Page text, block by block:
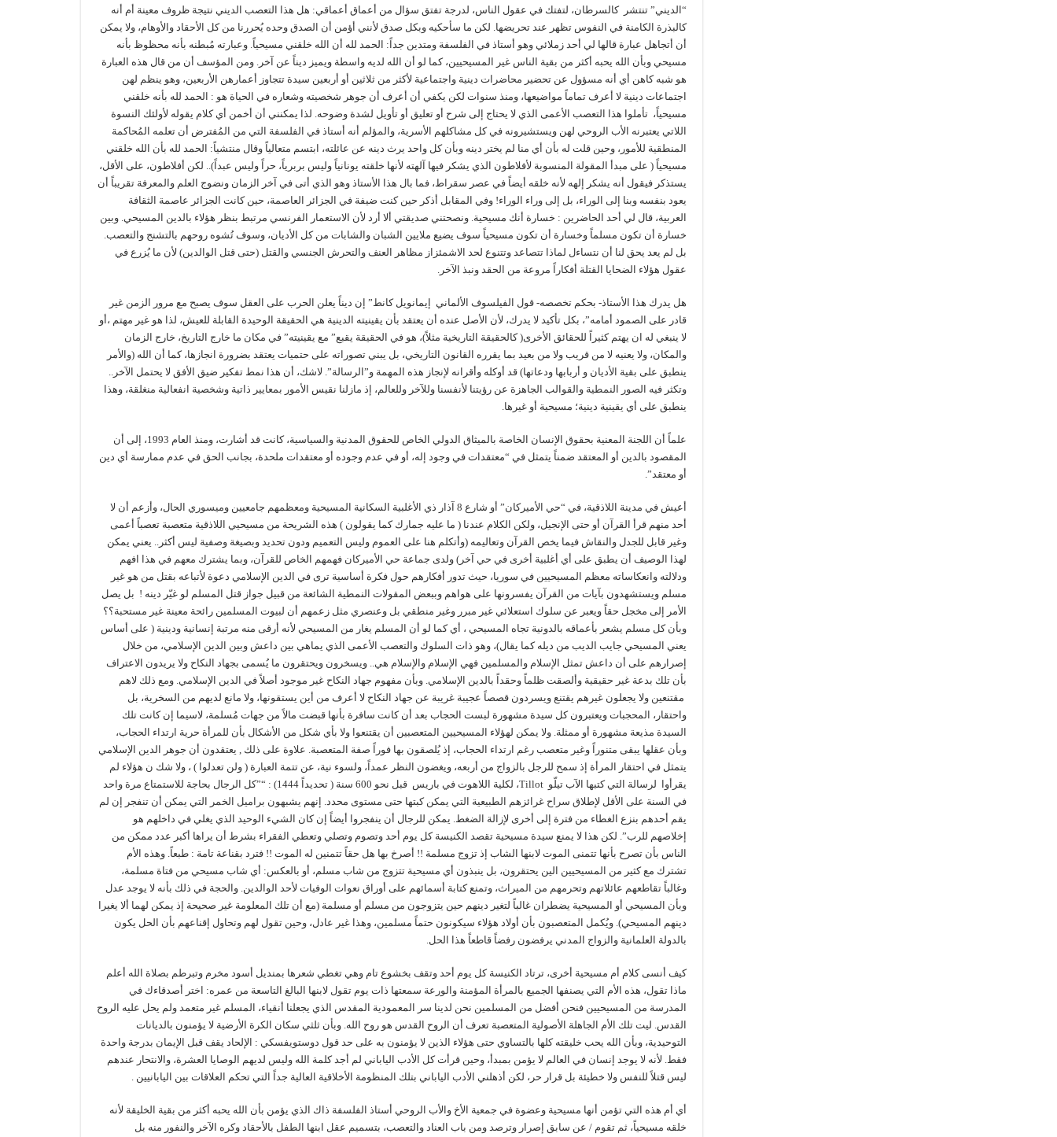
“الديني” تنتشر كالسرطان، لتفتك في عقول الناس، لدرجة تفتق سؤال من أعماق أعماقي: هل هذا التعصب الديني نتيجة ظروف معينة أم أنه
كالبذرة الكامنة في النفوس تظهر عند تحريضها. لكن ما سأحكيه وبكل صدق لأنني أؤمن أن الصدق وحده يُحررنا من كل الأحقاد والأوهام، ولا يمكن
أن أتجاهل عبارة قالها لي أحد زملائي وهو أستاذ في الفلسفة ومتدين جداً: الحمد لله أن الله خلقني مسيحياً. وعبارته مُبطنه بأنه محظوظ بأنه
مسيحي وبأن الله يحبه أكثر من بقية الناس غير المسيحيين، كما لو أن الله لديه واسطة ويميز ديناً عن آخر. ومن المؤسف أن من قال هذه العبارة
هو شبه كاهن أي أنه مسؤول عن تحضير محاضرات دينية واجتماعية لأكثر من ثلاثين أو أربعين سيدة تتجاوز أعمارهن الأربعين، وهو ينظم لهن
اجتماعات دينية لا أعرف تماماً مواضيعها، ومنذ سنوات لكن يكفي أن أعرف أن جوهر شخصيته وشعاره في الحياة هو : الحمد لله بأنه خلقني
مسيحياً، تأملوا هذا التعصب الأعمى الذي لا يحتاج إلى شرح أو تعليق أو تأويل لشدة وضوحه. لذا يمكنني أن أخمن أي كلام يقوله لأولئك النسوة
اللاتي يعتبرنه الأب الروحي لهن ويستشيرونه في كل مشاكلهم الأسرية، والمؤلم أنه أستاذ في الفلسفة التي من المُفترض أن تعلمه المُحاكمة
المنطقية للأمور، وحين قلت له بأن أي منا لم يختر دينه وبأن كل واحد يرث دينه عن عائلته، ابتسم متعالياً وقال منتشياً: الحمد لله بأن الله خلقني
مسيحياً ( على مبدأ المقولة المنسوبة لأفلاطون الذي يشكر فيها آلهته لأنها خلقته يونانياً وليس بربرياً، حراً وليس عبداً).. لكن أفلاطون، على الأقل،
يستذكر فيقول أنه يشكر إلهه لأنه خلقه أيضاً في عصر سقراط، فما بال هذا الأستاذ وهو الذي أتى في آخر الزمان ونضوج العلم والمعرفة تقريباً أن
يعود بنفسه وبنا إلى الوراء، بل إلى وراء الوراء! وفي المقابل أذكر حين كنت ضيفة في الجزائر العاصمة، حين كانت الجزائر عاصمة الثقافة
العربية، قال لي أحد الحاضرين : خسارة أنك مسيحية. ونصحتني صديقتي ألا أرد لأن الاستعمار الفرنسي مرتبط بنظر هؤلاء بالدين المسيحي. وبين
خسارة أن تكون مسلماً وخسارة أن تكون مسيحياً سوف يضيع ملايين الشبان والشابات من كل الأديان، وسوف تُشوه روحهم بالتشنج والتعصب.
بل لم يعد يحق لنا أن نتساءل لماذا تتصاعد وتتنوع لحد الاشمئزاز مظاهر العنف والتحرش الجنسي والقتل (حتى قتل الوالدين) لأن ما يُزرع في
عقول هؤلاء الضحايا القتلة أفكاراً مروعة من الحقد ونبذ الآخر.
هل يدرك هذا الأستاذ- بحكم تخصصه- قول الفيلسوف الألماني إيمانويل كانط” إن ديناً يعلن الحرب على العقل سوف يصبح مع مرور الزمن غير
قادر على الصمود أمامه”، بكل تأكيد لا يدرك، لأن الأصل عنده أن يعتقد بأن يقينيته الدينية هي الحقيقة الوحيدة القابلة للعيش، لذا هو غير مهتم ،أو
لا ينبغي له ان يهتم كثيراً للحقائق الأخرى( كالحقيقة التاريخية مثلاً)، هو في الحقيقة يقبع” مع يقينيته” في مكان ما خارج التاريخ، خارج الزمان
والمكان، ولا يعنيه لا من قريب ولا من بعيد بما يقرره القانون التاريخي، بل يبني تصوراته على حتميات يعتقد بضرورة انجازها، كما أن الله (والأمر
ينطبق على بقية الأديان و أربابها ودعاتها) قد أوكله وأقرانه لإنجاز هذه المهمة و”الرسالة”. لاشك، أن هذا نمط تفكير ضيق الأفق لا يحتمل الآخر..
وتكثر فيه الصور النمطية والقوالب الجاهزة عن رؤيتنا لأنفسنا وللآخر وللعالم، إذ مازلنا نقيس الأمور بمعايير ذاتية وشخصية انفعالية منغلقة، وهذا
ينطبق على أي يقينية دينية؛ مسيحية أو غيرها.
علماً أن اللجنة المعنية بحقوق الإنسان الخاصة بالميثاق الدولي الخاص للحقوق المدنية والسياسية، كانت قد أشارت، ومنذ العام 1993، إلى أن
المقصود بالدين أو المعتقد ضمناً يتمثل في “معتقدات في وجود إله، أو في عدم وجوده أو معتقدات ملحدة، بجانب الحق في عدم ممارسة أي دين
أو معتقد”.
أعيش في مدينة اللاذقية، في “حي الأميركان” أو شارع 8 آذار ذي الأغلبية السكانية المسيحية ومعظمهم جامعيين وميسوري الحال، وأزعم أن لا
أحد منهم قرأ القرآن أو حتى الإنجيل، ولكن الكلام عندنا ( ما عليه جمارك كما يقولون ) هذه الشريحة من مسيحيي اللاذقية متعصبة تعصباً أعمى
وغير قابل للجدل والنقاش فيما يخص القرآن وتعاليمه (وأتكلم هنا على العموم وليس التعميم ودون تحديد وبصيغة وصفية ليس أكثر.. يعني يمكن
لهذا الوصيف أن يطبق على أي أغلبية أخرى في حي آخر) ولدى جماعة حي الأميركان فهمهم الخاص للقرآن، وبما يشترك معهم في هذا افهم
ودلالته وانعكاساته معظم المسيحيين في سوريا، حيث تدور أفكارهم حول فكرة أساسية ترى في الدين الإسلامي دعوة لأتباعه بقتل من هو غير
مسلم ويستشهدون بآيات من القرآن يفسرونها على هواهم وببعض المقولات النمطية الشائعة من قبيل جواز قتل المسلم لو غيّر دينه ! بل يصل
الأمر إلى مخجل حقاً ويعبر عن سلوك استعلائي غير مبرر وغير منطقي بل وعنصري مثل زعمهم أن لبيوت المسلمين رائحة معينة غير مستحبة؟؟
وبأن كل مسلم يشعر بأعماقه بالدونية تجاه المسيحي ، أي كما لو أن المسلم يغار من المسيحي لأنه أرقى منه مرتبة إنسانية ودينية ( على أساس
يعني المسيحي جايب الديب من ديله كما يقال)، وهو ذات السلوك والتعصب الأعمى الذي يماهي بين داعش وبين الدين الإسلامي، من خلال
إصرارهم على أن داعش تمثل الإسلام والمسلمين فهي الإسلام والإسلام هي.. ويسخرون ويحتقرون ما يُسمى بجهاد النكاح ولا يريدون الاعتراف
بأن تلك بدعة غير حقيقية وألصقت ظلماً وحقداً بالدين الإسلامي. وبأن مفهوم جهاد النكاح غير موجود أصلاً في الدين الإسلامي. ومع ذلك لاهم
مقتنعين ولا يجعلون غيرهم يقتنع ويسردون قصصاً عجيبة غريبة عن جهاد النكاح لا أعرف من أين يستقونها، ولا مانع لديهم من السخرية، بل
واحتقار، المحجبات ويعتبرون كل سيدة مشهورة لبست الحجاب بعد أن كانت سافرة بأنها قبضت مالاً من جهات مُسلمة، لاسيما إن كانت تلك
السيدة مذيعة مشهورة أو ممثلة. ولا يمكن لهؤلاء المسيحيين المتعصبين أن يقتنعوا ولا بأي شكل من الأشكال بأن للمرأة حرية ارتداء الحجاب،
وبأن عقلها يبقى متنوراً وغير متعصب رغم ارتداء الحجاب، إذ يُلصقون بها فوراً صفة المتعصبة. علاوة على ذلك , يعتقدون أن جوهر الدين الإسلامي
يتمثل في احتقار المرأة إذ سمح للرجل بالزواج من أربعه، ويغضون النظر عمداً، ولسوء نية، عن تتمة العبارة ( ولن تعدلوا ) ، ولا شك ن هؤلاء لم
يقرأوا لرسالة التي كتبها الآب تيلّو Tillot، لكلية اللاهوت في باريس قبل نحو 600 سنة ( تحديداً 1444) : “”كل الرجال بحاجة للاستمتاع مرة واحد
في السنة على الأقل لإطلاق سراح غرائزهم الطبيعية التي يمكن كبتها حتى مستوى محدد. إنهم يشبهون براميل الخمر التي يمكن أن تنفجر إن لم
يقم أحدهم بنزع الغطاء من فترة إلى أخرى لإزالة الضغط. يمكن للرجال أن ينفجروا أيضاً إن كان الشيء الوحيد الذي يغلي في داخلهم هو
إخلاصهم للرب”. لكن هذا لا يمنع سيدة مسيحية تقصد الكنيسة كل يوم أحد وتصوم وتصلي وتعطي الفقراء بشرط أن يراها أكبر عدد ممكن من
الناس بأن تصرح بأنها تتمنى الموت لابنها الشاب إذ تزوج مسلمة !! أصرخ بها هل حقاً تتمنين له الموت !! فترد بقناعة تامة : طبعاً. وهذه الأم
تشترك مع كثير من المسيحيين الين يحتقرون، بل ينبذون أي مسيحية تتزوج من شاب مسلم، أو بالعكس: أي شاب مسيحي من فتاة مسلمة،
وغالباً تقاطعهم عائلاتهم وتحرمهم من الميراث، وتمنع كتابة أسمائهم على أوراق نعوات الوفيات لأحد الوالدين. والحجة في ذلك بأنه لا يوجد عدل
وبأن المسيحي أو المسيحية يضطران غالباً لتغير دينهم حين يتزوجون من مسلم أو مسلمة (مع أن تلك المعلومة غير صحيحة إذ يمكن لهما ألا يغيرا
دينهم المسيحي). ويُكمل المتعصبون بأن أولاد هؤلاء سيكونون حتماً مسلمين، وهذا غير عادل، وحين تقول لهم وتحاول إقناعهم بأن الحل يكون
بالدولة العلمانية والزواج المدني يرفضون رفضاً قاطعاً هذا الحل.
كيف أنسى كلام أم مسيحية أخرى، ترتاد الكنيسة كل يوم أحد وتقف بخشوع تام وهي تغطي شعرها بمنديل أسود مخرم وتبرطم بصلاة الله أعلم
ماذا تقول، هذه الأم التي يصنفها الجميع بالمرأة المؤمنة والورعة سمعتها ذات يوم تقول لابنها البالغ التاسعة من عمره: اختر أصدقاءك في
المدرسة من المسيحيين فنحن أفضل من المسلمين نحن لدينا سر المعمودية المقدس الذي يجعلنا أنقياء، المسلم غير متعمد ولم يحل عليه الروح
القدس. ليت تلك الأم الجاهلة الأصولية المتعصبة تعرف أن الروح القدس هو روح الله. وبأن ثلثي سكان الكرة الأرضية لا يؤمنون بالديانات
التوحيدية، وبأن الله يحب خليقته كلها بالتساوي حتى هؤلاء الذين لا يؤمنون به على حد قول دوستويفسكي : الإلحاد يقف قبل الإيمان بدرجة واحدة
فقط. لأنه لا يوجد إنسان في العالم لا يؤمن بمبدأ، وحين قرأت كل الأدب الياباني لم أجد كلمة الله وليس لديهم الوصايا العشرة، والانتحار عندهم
ليس قتلاً للنفس ولا خطيئة بل قرار حر، لكن أذهلني الأدب الياباني بتلك المنظومة الأخلاقية العالية جداً التي تحكم العلاقات بين اليابانيين .
أي أم هذه التي تؤمن أنها مسيحية وعضوة في جمعية الأخ والأب الروحي أستاذ الفلسفة ذاك الذي يؤمن بأن الله يحبه أكثر من بقية الخليقة لأنه
خلقه مسيحياً، ثم تقوم / عن سابق إصرار وترصد ومن باب العناد والتعصب، بتسميم عقل ابنها الطفل بالأحقاد وكره الآخر والنفور منه بل